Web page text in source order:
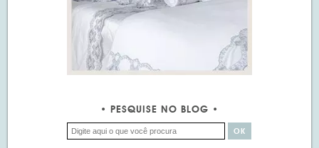
PESQUISE NO BLOG